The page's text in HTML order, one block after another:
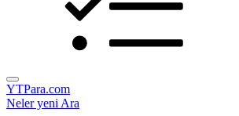
YTPara.com
Neler yeniAra